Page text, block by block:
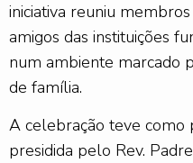
iniciativa reuniu
amigos das instituições
num ambiente marcado
de família.
A celebração teve como
presidida pelo Rev.